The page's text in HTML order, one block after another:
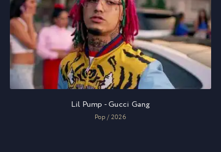
Lil Pump - Gucci Gang
Pop / 2026